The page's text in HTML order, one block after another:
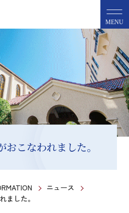
MENU
こなわれました。
ニュース
ました。